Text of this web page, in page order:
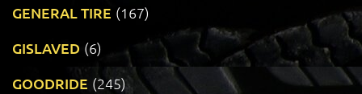
GENERAL TIRE (167)
GISLAVED (6)
GOODRIDE (245)